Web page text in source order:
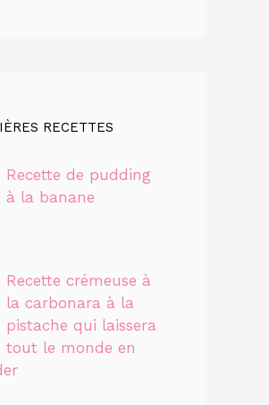
RECETTES
Recette de pudding
à la banane
Recette crémeuse à
la carbonara à la
pistache qui laissera
tout le monde en